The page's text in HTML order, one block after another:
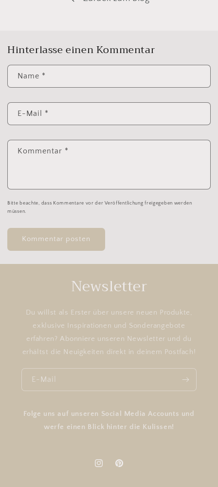
Hinterlasse einen Kommentar
Name *
E-Mail *
Kommentar *
Bitte beachte, dass Kommentare vor der Veröffentlichung freigegeben werden
müssen.
Newsletter
Du willst als Erster über unsere neuen Produkte,
exklusive Inspirationen und Sonderangebote
erfahren? Abonniere unseren Newsletter und du
erhältst die Neuigkeiten direkt in deinem Postfach!
E-Mail
Folge uns auf unseren Social Media Accounts und
werfe einen Blick hinter die Kulissen!
InstagramPinterest